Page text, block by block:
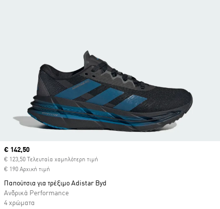
Current price
€ 142,50
€ 123,50 Τελευταία χαμηλότερη τιμή
€ 190 Αρχική τιμή
Παπούτσια για τρέξιμο Adistar Byd
Ανδρικά Performance
4 χρώματα